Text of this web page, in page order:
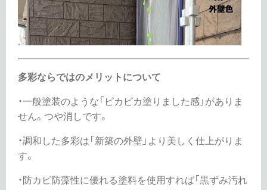
多彩ならではのメリットについて
・一般塗装のような「ピカピカ塗りました感」がありま
せん。つや消しです。
・調和した多彩は「新築の外壁」より美しく仕上がりま
す。
・防カビ防藻性に優れる塗料を使用すれば「黒ずみ汚れ